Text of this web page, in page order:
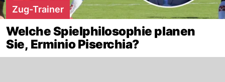
Zug-Trainer
Welche Spielphilosophie planen
Sie, Erminio Piserchia?